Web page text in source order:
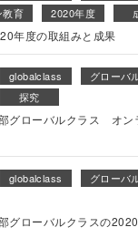
教育
2020年度
年度の取組みと成果
globalclass
グローバ
探究
グローバルクラス オン
globalclass
グローバ
グローバルクラスの